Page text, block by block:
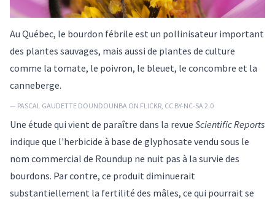
Au Québec, le bourdon fébrile est un pollinisateur important
des plantes sauvages, mais aussi de plantes de culture
comme la tomate, le poivron, le bleuet, le concombre et la
canneberge.
— PASCAL GAUDETTE DOUNDOUNBA ON FLICKR, CC BY-NC-SA 2.0
Une étude qui vient de paraître dans la revue Scientific Reports
indique que l'herbicide à base de glyphosate vendu sous le
nom commercial de Roundup ne nuit pas à la survie des
bourdons. Par contre, ce produit diminuerait
substantiellement la fertilité des mâles, ce qui pourrait se